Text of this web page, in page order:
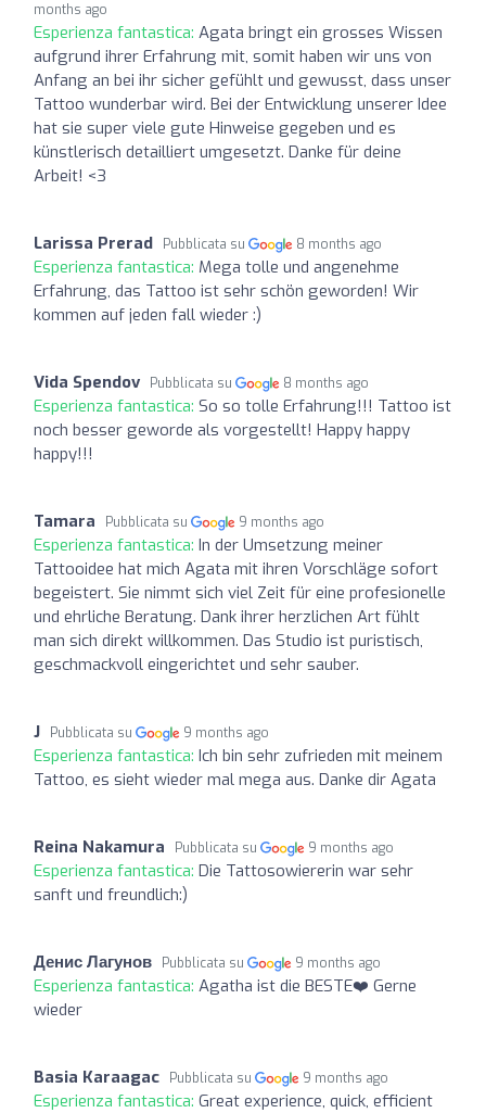
months ago
Esperienza fantastica: Agata bringt ein grosses Wissen
aufgrund ihrer Erfahrung mit, somit haben wir uns von
Anfang an bei ihr sicher gefühlt und gewusst, dass unser
Tattoo wunderbar wird. Bei der Entwicklung unserer Idee
hat sie super viele gute Hinweise gegeben und es
künstlerisch detailliert umgesetzt. Danke für deine
Arbeit! <3
Larissa Prerad Pubblicata su 8 months ago
Esperienza fantastica: Mega tolle und angenehme
Erfahrung, das Tattoo ist sehr schön geworden! Wir
kommen auf jeden fall wieder :)
Vida Spendov Pubblicata su 8 months ago
Esperienza fantastica: So so tolle Erfahrung!!! Tattoo ist
noch besser geworde als vorgestellt! Happy happy
happy!!!
Tamara Pubblicata su 9 months ago
Esperienza fantastica: In der Umsetzung meiner
Tattooidee hat mich Agata mit ihren Vorschläge sofort
begeistert. Sie nimmt sich viel Zeit für eine profesionelle
und ehrliche Beratung. Dank ihrer herzlichen Art fühlt
man sich direkt willkommen. Das Studio ist puristisch,
geschmackvoll eingerichtet und sehr sauber.
J Pubblicata su 9 months ago
Esperienza fantastica: Ich bin sehr zufrieden mit meinem
Tattoo, es sieht wieder mal mega aus. Danke dir Agata
Reina Nakamura Pubblicata su 9 months ago
Esperienza fantastica: Die Tattosowiererin war sehr
sanft und freundlich:)
Денис Лагунов Pubblicata su 9 months ago
Esperienza fantastica: Agatha ist die BESTE❤️ Gerne
wieder
Basia Karaagac Pubblicata su 9 months ago
Esperienza fantastica: Great experience, quick, efficient